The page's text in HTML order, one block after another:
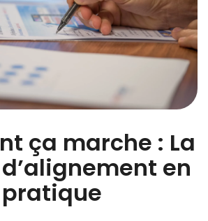
ça marche : La
en
pratique